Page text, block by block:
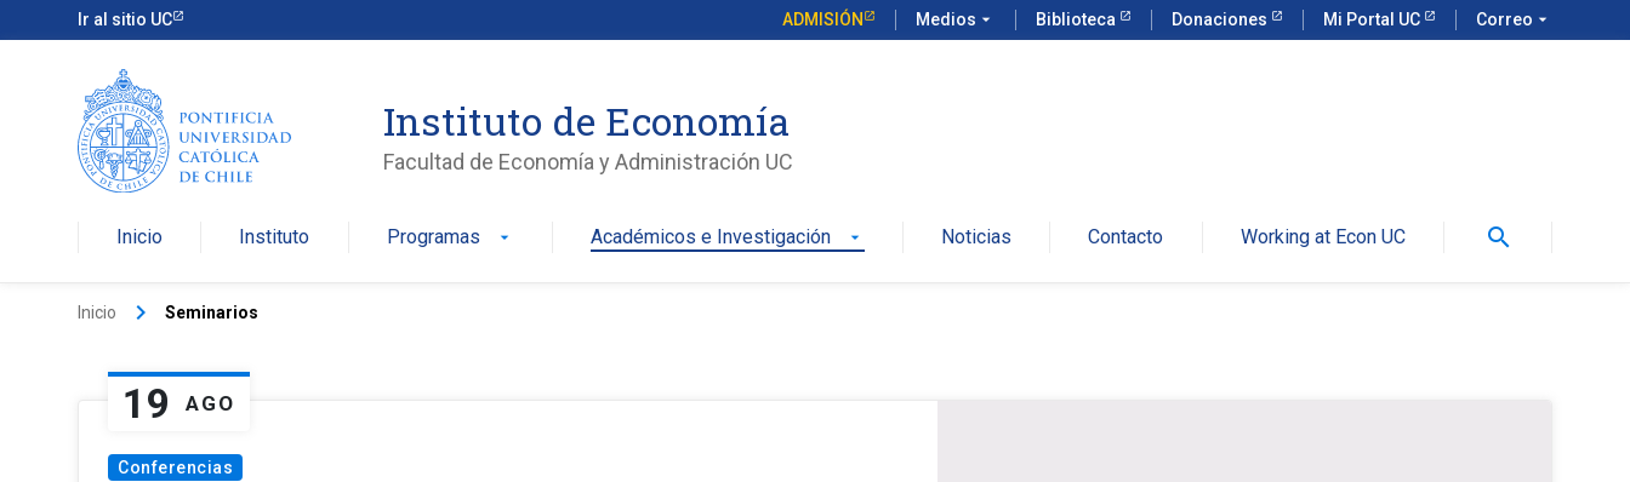
Ir al sitio UC ADMISIÓN Medios arrow_drop_down Biblioteca Donaciones Mi Portal UC Correo arrow_drop_down
Instituto de Economía
Facultad de Economía y Administración UC
Inicio Instituto Programas arrow_drop_down Académicos e Investigación arrow_drop_down Noticias Contacto Working at Econ UC search
Inicio keyboard_arrow_right Seminarios
19 AGO
Conferencias